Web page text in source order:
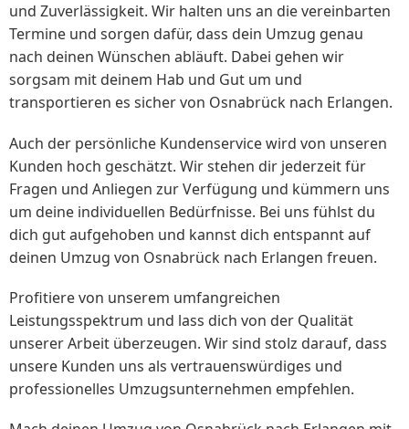
und Zuverlässigkeit. Wir halten uns an die vereinbarten
Termine und sorgen dafür, dass dein Umzug genau
nach deinen Wünschen abläuft. Dabei gehen wir
sorgsam mit deinem Hab und Gut um und
transportieren es sicher von Osnabrück nach Erlangen.
Auch der persönliche Kundenservice wird von unseren
Kunden hoch geschätzt. Wir stehen dir jederzeit für
Fragen und Anliegen zur Verfügung und kümmern uns
um deine individuellen Bedürfnisse. Bei uns fühlst du
dich gut aufgehoben und kannst dich entspannt auf
deinen Umzug von Osnabrück nach Erlangen freuen.
Profitiere von unserem umfangreichen
Leistungsspektrum und lass dich von der Qualität
unserer Arbeit überzeugen. Wir sind stolz darauf, dass
unsere Kunden uns als vertrauenswürdiges und
professionelles Umzugsunternehmen empfehlen.